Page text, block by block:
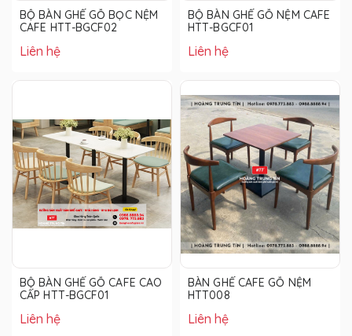
BỘ BÀN GHẾ GỖ BỌC NỆM
CAFE HTT-BGCF02
Liên hệ
BỘ BÀN GHẾ GỖ NỆM CAFE
HTT-BGCF01
Liên hệ
BỘ BÀN GHẾ GỖ CAFE CAO
CẤP HTT-BGCF01
Liên hệ
BÀN GHẾ CAFE GỖ NỆM
HTT008
Liên hệ